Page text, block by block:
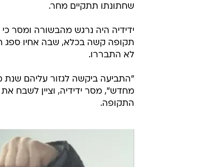
שחתונתו תתקיים מחר.
ידידיה היה נרגש מהבשורה ומסר
תקופה קשה בכלא, שבה אחיו ספג
לא התבררו.
"התביעה ביקשה לגזור עליהם שנת
מחדש", מסר ידידיה, וציין לשבח
התקופה.